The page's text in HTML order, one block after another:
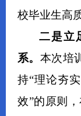
校毕业生高
二是立
系。 本次培
持“理论夯
效”的原则